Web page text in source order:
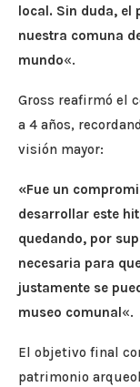
local. Sin duda, el
nuestra comuna
mundo«.
Gross reafirmó el
a 4 años,
visión mayor:
«Fue un
desarrollar este
quedando, por
necesaria para
justamente se
museo comunal«.
El objetivo final
patrimonio